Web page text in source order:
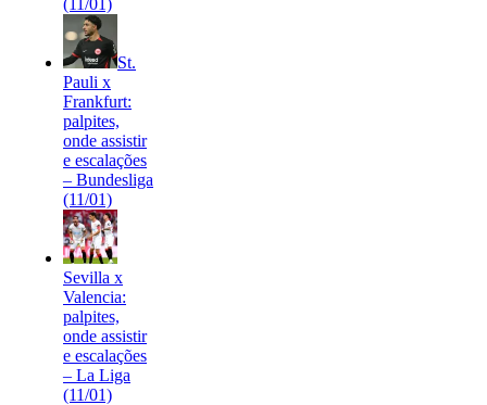
St.
Pauli x
Frankfurt:
palpites,
onde assistir
e escalações
– Bundesliga
(11/01)
Sevilla x
Valencia:
palpites,
onde assistir
e escalações
– La Liga
(11/01)